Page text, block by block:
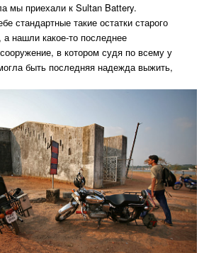
мы приехали к Sultan Battery.
стандартные такие остатки старого
нашли какое-то последнее
в котором судя по всему у
быть последняя надежда выжить,